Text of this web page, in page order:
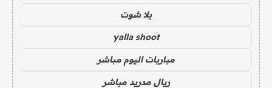
يلا شوت
yalla shoot
مباريات اليوم مباشر
ريال مدريد مباشر